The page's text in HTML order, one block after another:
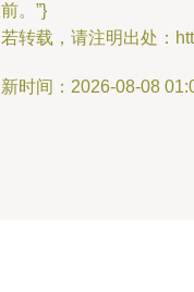
。”}
转载，请注明出处：
时间：2026-08-08